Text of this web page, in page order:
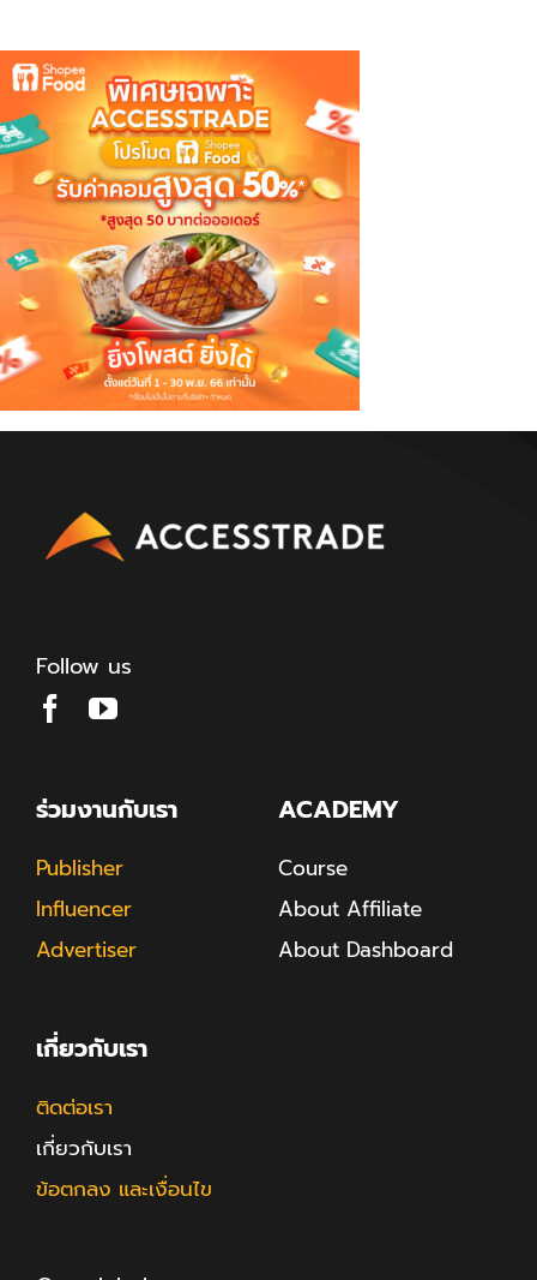
Follow us
ร่วมงานกับเรา
Publisher
Influencer
Advertiser
ACADEMY
Course
About Affiliate
About Dashboard
เกี่ยวกับเรา
ติดต่อเรา
เกี่ยวกับเรา
ข้อตกลง และเงื่อนไข